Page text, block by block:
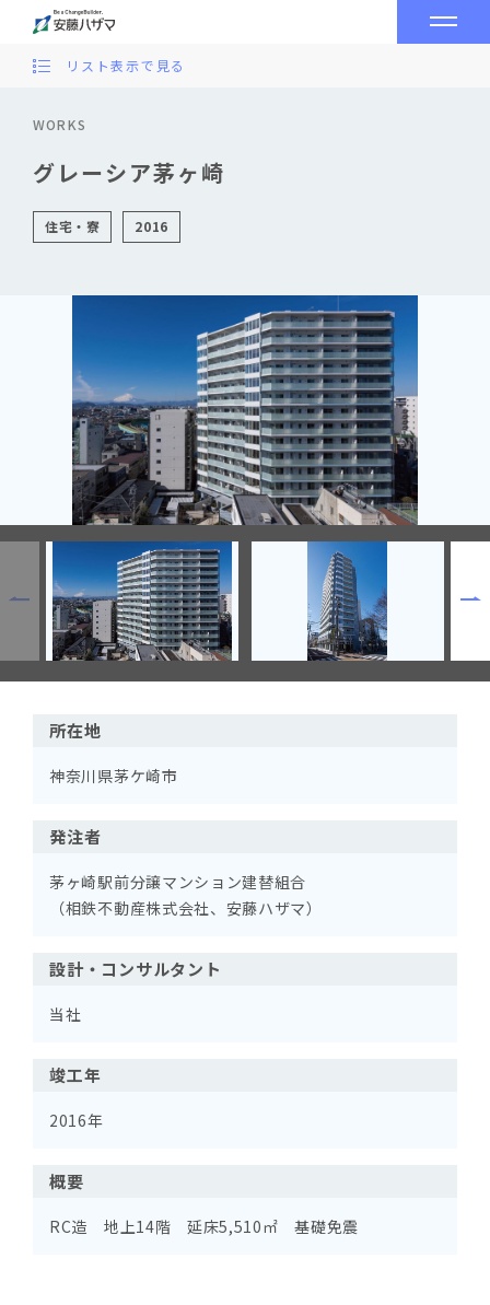
WORKS
グレーシア茅ヶ崎
住宅・寮 2016
リスト表示で見る
所在地
神奈川県茅ケ崎市
発注者
茅ヶ崎駅前分譲マンション建替組合
（相鉄不動産株式会社、安藤ハザマ）
設計・コンサルタント
当社
竣工年
2016年
概要
RC造 地上14階 延床5,510㎡ 基礎免震